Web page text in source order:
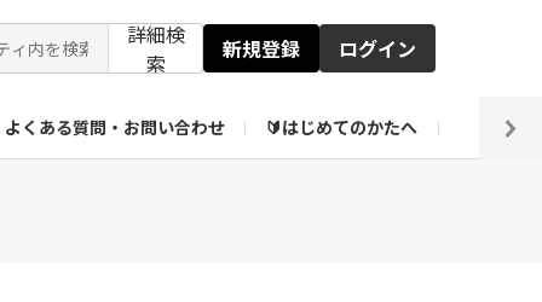
詳細検
索
新規登録 ログイン
よくある質問・お問い合わせ 🔰はじめてのかたへ 編集